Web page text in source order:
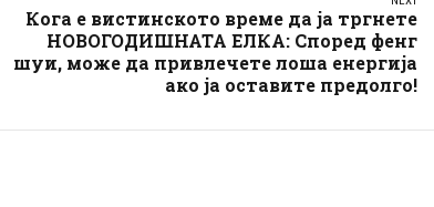
Кога е вистинското време да ја тргнете
НОВОГОДИШНАТА ЕЛКА: Според фенг
шуи, може да привлечете лоша енергија
ако ја оставите предолго!